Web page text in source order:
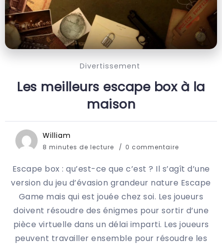
Divertissement
Les meilleurs escape box à la
maison
William
8 minutes de lecture 0 commentaire
Escape box : qu’est-ce que c’est ? Il s’agît d’une
version du jeu d’évasion grandeur nature Escape
Game mais qui est jouée chez soi. Les joueurs
doivent résoudre des énigmes pour sortir d’une
pièce virtuelle dans un délai imparti. Les joueurs
peuvent travailler ensemble pour résoudre les